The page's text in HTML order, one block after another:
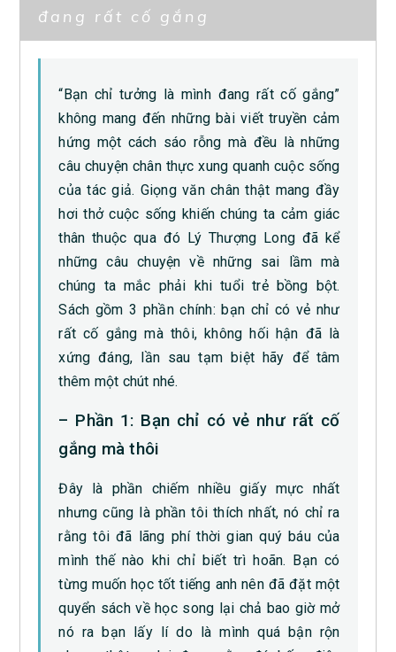
đang rất cố gắng
“Bạn chỉ tưởng là mình đang rất cố gắng”
không mang đến những bài viết truyền cảm
hứng một cách sáo rỗng mà đều là những
câu chuyện chân thực xung quanh cuộc sống
của tác giả. Giọng văn chân thật mang đầy
hơi thở cuộc sống khiến chúng ta cảm giác
thân thuộc qua đó Lý Thượng Long đã kể
những câu chuyện về những sai lầm mà
chúng ta mắc phải khi tuổi trẻ bồng bột.
Sách gồm 3 phần chính: bạn chỉ có vẻ như
rất cố gắng mà thôi, không hối hận đã là
xứng đáng, lần sau tạm biệt hãy để tâm
thêm một chút nhé.
– Phần 1: Bạn chỉ có vẻ như rất cố
gắng mà thôi
Đây là phần chiếm nhiều giấy mực nhất
nhưng cũng là phần tôi thích nhất, nó chỉ ra
rằng tôi đã lãng phí thời gian quý báu của
mình thế nào khi chỉ biết trì hoãn. Bạn có
từng muốn học tốt tiếng anh nên đã đặt một
quyển sách về học song lại chả bao giờ mở
nó ra bạn lấy lí do là mình quá bận rộn